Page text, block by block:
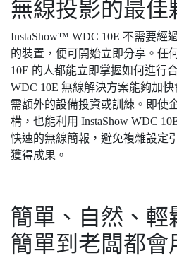
無線投影的最佳
InstaShow™ WDC 10E 不需要經
的裝置，便可開始立即分享。任
10E 的人都能立即掌握如何進行
WDC 10E 無線解決方案能夠加
需額外的設備投資或訓練。即使
構，也能利用 InstaShow WDC
快速的無線簡報，避免複雜設定
獲得成果。
簡單、自然、輕
簡單到老闆都會